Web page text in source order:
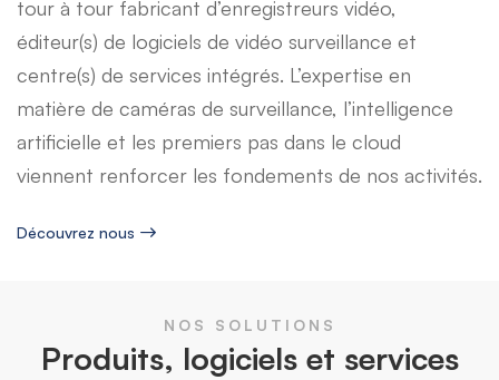
tour à tour fabricant d’enregistreurs vidéo,
éditeur(s) de logiciels de vidéo surveillance et
centre(s) de services intégrés. L’expertise en
matière de caméras de surveillance, l’intelligence
artificielle et les premiers pas dans le cloud
viennent renforcer les fondements de nos activités.
Découvrez nous
NOS SOLUTIONS
Produits, logiciels et services